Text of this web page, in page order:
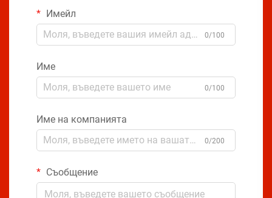
Имейл
0/100
Име
0/100
Име на компанията
0/200
Съобщение